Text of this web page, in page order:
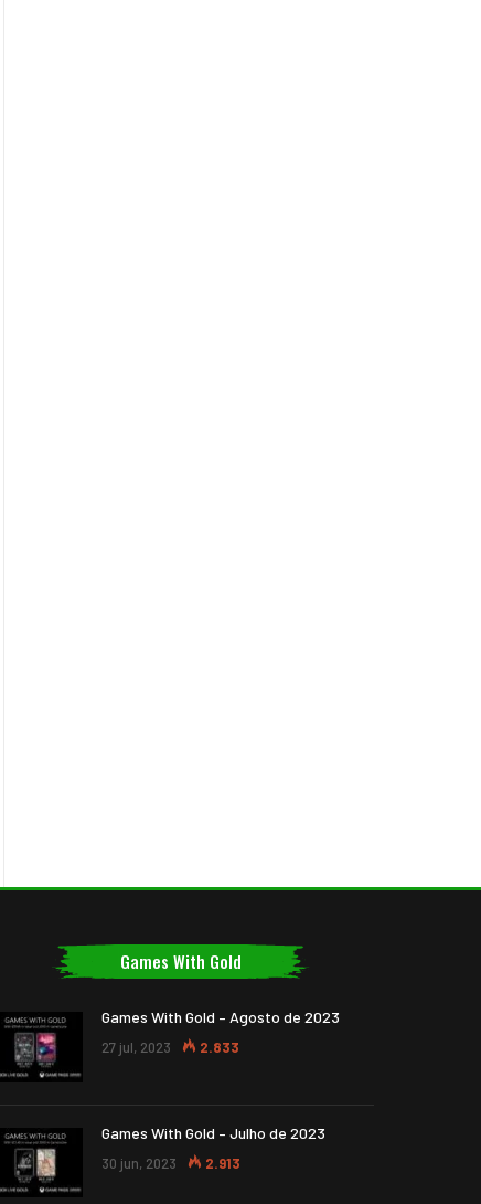
Games With Gold
Games With Gold – Agosto de 2023
27 jul, 2023 2.833
Games With Gold – Julho de 2023
30 jun, 2023 2.913